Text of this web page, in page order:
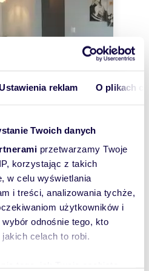
reklam O plikach
Twoich danych
przetwarzamy Twoje
korzystając z takich
w celu wyświetlania
i treści, analizowania tychże,
użytkowników i
odnośnie tego, kto
celach to robi.
12 092 zł/m
Śródmieście,
BEZ NAKŁADÓW
I CIEPŁA WODA
sprzedaży przytulne ,